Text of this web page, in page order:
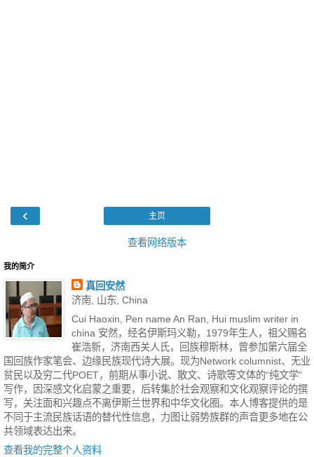
‹ 主页
查看网络版本
我的简介
真回安然
济南, 山东, China
Cui Haoxin, Pen name An Ran, Hui muslim writer in
china 安然，经名伊斯玛义勒，1979年生人，祖父赐名
崔浩新，济南西关人氏，回族穆斯林，曾参加第六届全
国回族作家笔会、边缘民族现代诗大展。现为Network columnist、无业
贫民以及穷二代POET，前期从事小说、散文、诗歌等文体的“纯文学”
写作，因深感文化启蒙之重要，后转集於社会观察和文化观察评论的撰
写，关注面和兴趣点不离伊斯兰世界和中华文化圈。本人博客提供的是
不同于主流民族话语的替代性信息，力图让弱势族群的声音更多地在公
共领域表达出来。
查看我的完整个人资料